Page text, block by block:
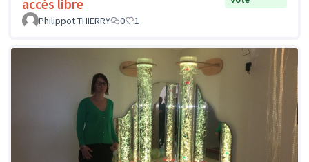
accès libre
Philippot THIERRY
0 1